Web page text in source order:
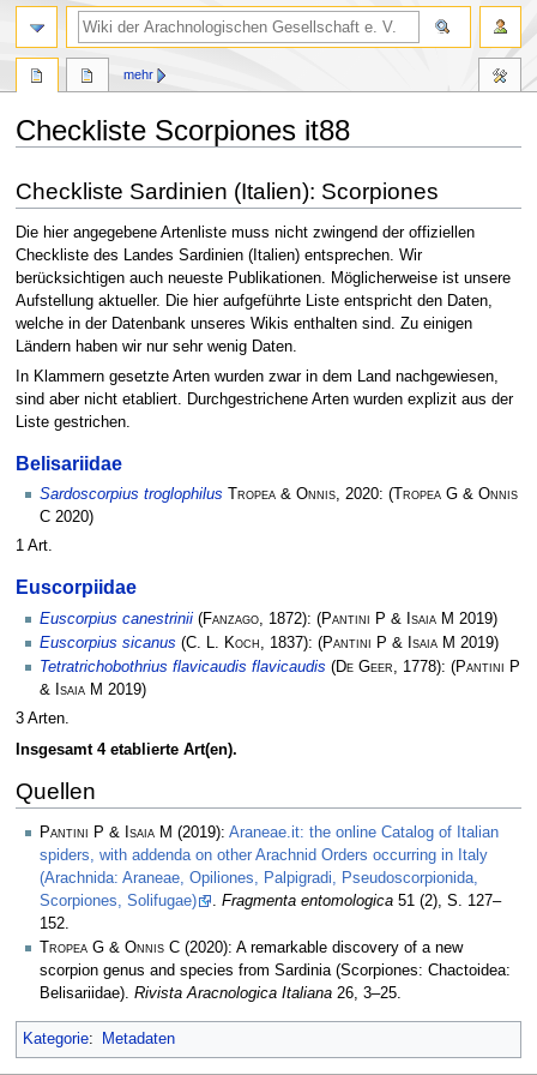
Checkliste Scorpiones it88
Navigation
springen
Suche
springen
Checkliste Sardinien (Italien): Scorpiones
Die hier angegebene Artenliste muss nicht zwingend der offiziellen
Checkliste des Landes Sardinien (Italien) entsprechen. Wir
berücksichtigen auch neueste Publikationen. Möglicherweise ist unsere
Aufstellung aktueller. Die hier aufgeführte Liste entspricht den Daten,
welche in der Datenbank unseres Wikis enthalten sind. Zu einigen
Ländern haben wir nur sehr wenig Daten.
In Klammern gesetzte Arten wurden zwar in dem Land nachgewiesen,
sind aber nicht etabliert. Durchgestrichene Arten wurden explizit aus der
Liste gestrichen.
Belisariidae
Sardoscorpius troglophilus Tropea & Onnis, 2020: ( Tropea G & Onnis
C 2020)
1 Art.
Euscorpiidae
Euscorpius canestrinii (Fanzago , 1872): (Pantini P & Isaia M 2019)
Euscorpius sicanus (C. L. Koch, 1837): (Pantini P & Isaia M 2019)
Tetratrichobothrius flavicaudis flavicaudis (De Geer, 1778): (Pantini P
& Isaia M 2019)
3 Arten.
Insgesamt 4 etablierte Art(en).
Quellen
Pantini P & Isaia M (2019): Araneae.it: the online Catalog of Italian
spiders, with addenda on other Arachnid Orders occurring in Italy
(Arachnida: Araneae, Opiliones, Palpigradi, Pseudoscorpionida,
Scorpiones, Solifugae)
. Fragmenta entomologica 51 (2), S. 127–
152.
Tropea G & Onnis C (2020): A remarkable discovery of a new
scorpion genus and species from Sardinia (Scorpiones: Chactoidea:
Belisariidae). Rivista Aracnologica Italiana 26, 3–25.
Kategorie: Metadaten
mehr